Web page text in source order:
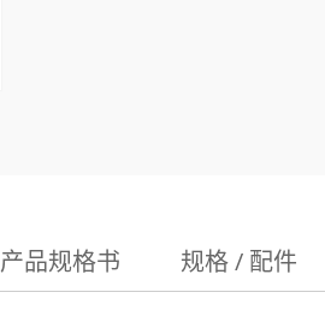
产品规格书 规格 / 配件